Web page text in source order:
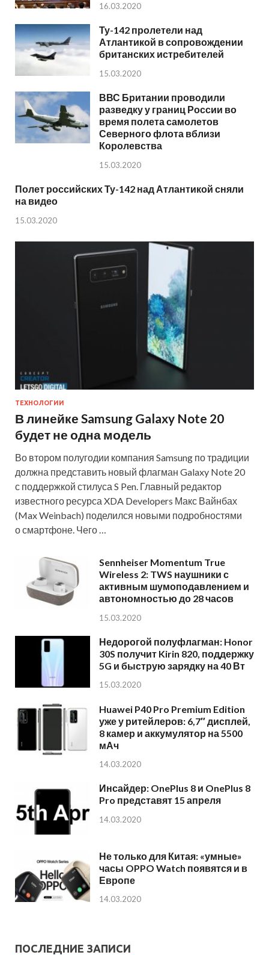
16.03.2020
Ту-142 пролетели над
Атлантикой в сопровождении
британских истребителей
15.03.2020
ВВС Британии проводили
разведку у границ России во
время полета самолетов
Северного флота вблизи
Королевства
15.03.2020
Полет российских Ту-142 над Атлантикой сняли
на видео
15.03.2020
ТЕХНОЛОГИИ
В линейке Samsung Galaxy Note 20
будет не одна модель
Во втором полугодии компания Samsung по традиции
должна представить новый флагман Galaxy Note 20
с поддержкой стилуса S Pen. Главный редактор
известного ресурса XDA Developers Макс Вайнбах
(Max Weinbach) поделился новыми подробностями
о смартфоне. Чего …
Sennheiser Momentum True
Wireless 2: TWS наушники с
активным шумоподавлением и
автономностью до 28 часов
15.03.2020
Недорогой полуфлагман: Honor
30S получит Kirin 820, поддержку
5G и быструю зарядку на 40 Вт
15.03.2020
Huawei P40 Pro Premium Edition
уже у ритейлеров: 6,7″ дисплей,
8 камер и аккумулятор на 5500
мАч
14.03.2020
Инсайдер: OnePlus 8 и OnePlus 8
Pro представят 15 апреля
14.03.2020
Не только для Китая: «умные»
часы OPPO Watch появятся и в
Европе
14.03.2020
ПОСЛЕДНИЕ ЗАПИСИ